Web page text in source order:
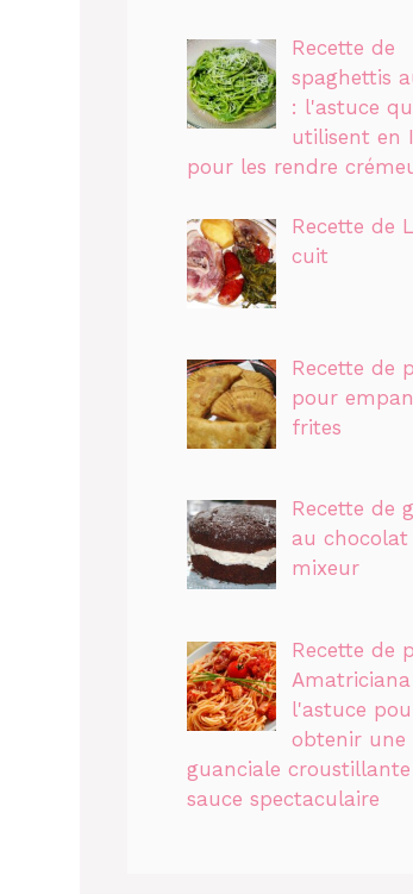
Recette de
spaghettis
: l'astuce
utilisent en
pour les rendre
Recette de
cuit
Recette de
pour
frites
Recette de
au chocolat
mixeur
Recette de
Amatriciana
l'astuce
obtenir une
guanciale
sauce spectaculaire